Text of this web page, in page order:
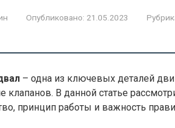
Опубликовано: 21.05.2023
– одна из ключевых деталей
клапанов. В данной статье
принцип работы и важность